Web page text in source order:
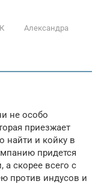
Александра
не особо
приезжает
найти и койку в
придется
а скорее всего с
против индусов и